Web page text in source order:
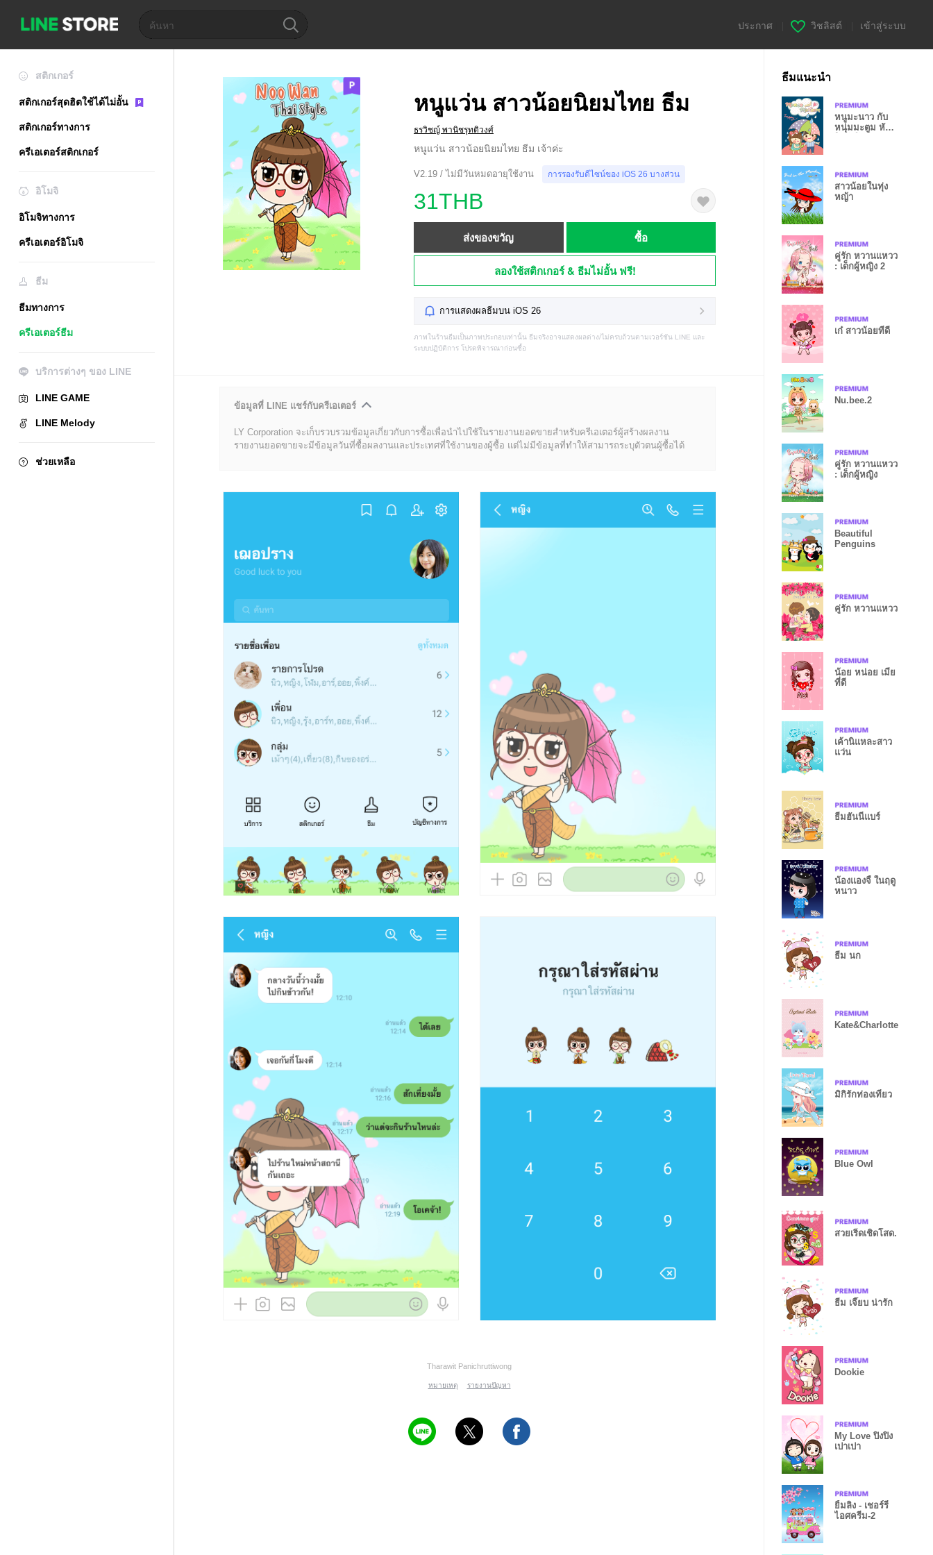
ประกาศ วิชลิสต์ เข้าสู่ระบบ
สติกเกอร์
สติกเกอร์สุดฮิตใช้ได้ไม่อั้น
สติกเกอร์ทางการ
ครีเอเตอร์สติกเกอร์
อิโมจิ
อิโมจิทางการ
ครีเอเตอร์อิโมจิ
ธีม
ธีมทางการ
ครีเอเตอร์ธีม
บริการต่างๆ ของ LINE
LINE GAME
LINE Melody
ช่วยเหลือ
หนูแว่น สาวน้อยนิยมไทย ธีม
ธรวิชญ์ พานิชรุทติวงศ์
หนูแว่น สาวน้อยนิยมไทย ธีม เจ้าค่ะ
V2.19 / ไม่มีวันหมดอายุใช้งาน การรองรับดีไซน์ของ iOS 26 บางส่วน
31THB
ส่งของขวัญ ซื้อ
ลองใช้สติกเกอร์ & ธีมไม่อั้น ฟรี!
การแสดงผลธีมบน iOS 26
ภาพในร้านธีมเป็นภาพประกอบเท่านั้น ธีมจริงอาจแสดงผลต่าง/ไม่ครบถ้วนตามเวอร์ชัน LINE และ
ระบบปฏิบัติการ โปรดพิจารณาก่อนซื้อ
ข้อมูลที่ LINE แชร์กับครีเอเตอร์
LY Corporation จะเก็บรวบรวมข้อมูลเกี่ยวกับการซื้อเพื่อนำไปใช้ในรายงานยอดขายสำหรับครีเอเตอร์ผู้สร้างผลงาน
รายงานยอดขายจะมีข้อมูลวันที่ซื้อผลงานและประเทศที่ใช้งานของผู้ซื้อ แต่ไม่มีข้อมูลที่ทำให้สามารถระบุตัวตนผู้ซื้อได้
Tharawit Panichruttiwong
หมายเหตุ รายงานปัญหา
ธีมแนะนำ
หนูมะนาว กับ
หนุ่มมะตูม หัว
สาวน้อยในทุ่ง
หญ้า
คู่รัก หวานแหวว
: เด็กผู้หญิง 2
เก๋ สาวน้อยที่ดี
Nu.bee.2
คู่รัก หวานแหวว
: เด็กผู้หญิง
Beautiful
Penguins
คู่รัก หวานแหวว
น้อย หน่อย เมีย
ที่ดี
เค้านิแหละสาว
แว่น
ธีมฮันนี่แบร์
น้องแองจี้ ในฤดู
หนาว
ธีม นก
Kate&Charlotte
มิกิรักท่องเที่ยว
Blue Owl
สวยเริ่ดเชิดโสด.
ธีม เจี๊ยบ น่ารัก
Dookie
My Love ปิงปิง
เปาเปา
ยิ้มลิง - เชอร์รี่
ไอศครีม-2